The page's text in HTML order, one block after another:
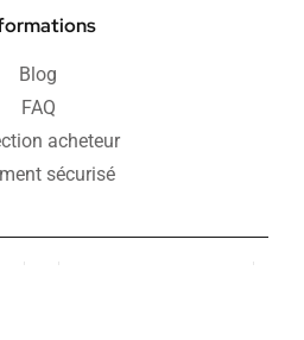
Blog
FAQ
acheteur
sécurisé